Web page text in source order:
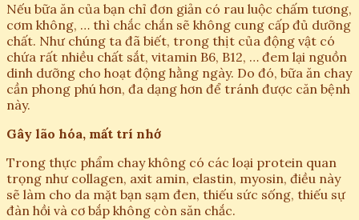
Nếu bữa ăn của bạn chỉ đơn giản có rau luộc chấm tương,
cơm không, … thì chắc chắn sẽ không cung cấp đủ dưỡng
chất. Như chúng ta đã biết, trong thịt của động vật có
chứa rất nhiều chất sắt, vitamin B6, B12, … đem lại nguồn
dinh dưỡng cho hoạt động hằng ngày. Do đó, bữa ăn chay
cần phong phú hơn, đa dạng hơn để tránh được căn bệnh
này.
Gây lão hóa, mất trí nhớ
Trong thực phẩm chay không có các loại protein quan
trọng như collagen, axit amin, elastin, myosin, điều này
sẽ làm cho da mặt bạn sạm đen, thiếu sức sống, thiếu sự
đàn hồi và cơ bắp không còn săn chắc.